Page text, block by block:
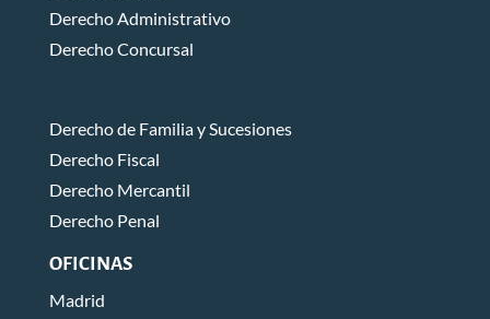
Derecho Administrativo
Derecho Concursal
Derecho de Familia y Sucesiones
Derecho Fiscal
Derecho Mercantil
Derecho Penal
OFICINAS
Madrid